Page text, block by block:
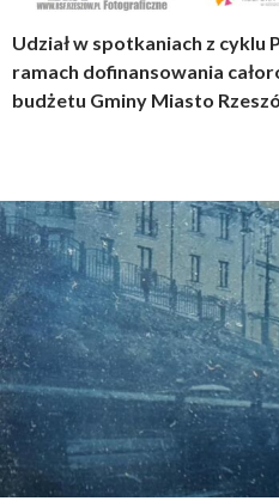
Udział w spotkaniach z cyklu
ramach dofinansowania
budżetu Gminy Miasto